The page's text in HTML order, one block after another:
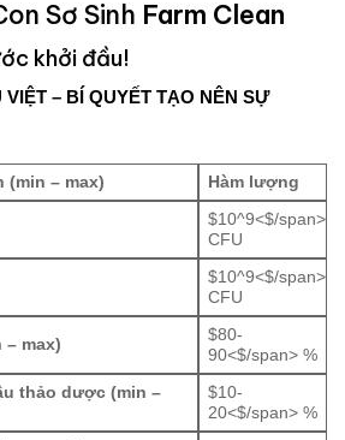
Sơ Sinh Farm Clean
khởi đầu!
– BÍ QUYẾT TẠO NÊN SỰ
(min – max) Hàm lượng
$10^9<$/span>
CFU
$10^9<$/span>
CFU
– max)
$80-
90<$/span> %
thảo dược (min –
$10-
20<$/span> %